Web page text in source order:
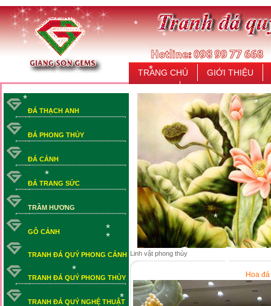
TRANG CHỦ
GIỚI THIỆU
ĐÁ THẠCH ANH
ĐÁ PHONG THỦY
ĐÁ CẢNH
ĐÁ TRANG SỨC
TRẦM HƯƠNG
GỖ CẢNH
TRANH ĐÁ QUÝ PHONG CẢNH
TRANH ĐÁ QUÝ PHONG THỦY
TRANH ĐÁ QUÝ NGHỆ THUẬT
Linh vật phong thủy
Hoa
*
*
*
*
*
*
*
*
*
*
*
*